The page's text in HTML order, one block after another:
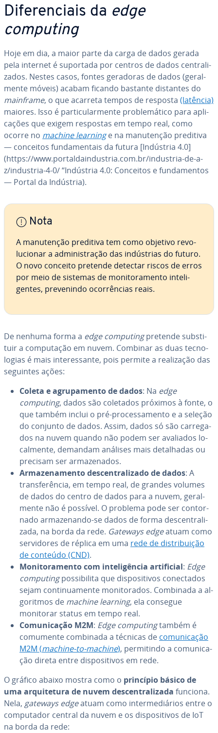
Di­fe­ren­ci­ais da edge
computing
Hoje em dia, a maior parte da carga de dados gerada
pela internet é suportada por centros de dados cen­tra­li­
za­dos. Nestes casos, fontes geradoras de dados (ge­ral­
mente móveis) acabam ficando bastante distantes do
mainframe, o que acarreta tempos de resposta (latência)
maiores. Isso é par­ti­cu­lar­mente pro­ble­má­tico para apli­
ca­ções que exigem respostas em tempo real, como
ocorre no machine learninge na ma­nu­ten­ção preditiva
— conceitos fun­da­men­tais da futura [Indústria 4.0]
(https://www.por­tal­dain­dus­tria.com.br/industria-de-a-
z/industria-4-0/ “Indústria 4.0: Conceitos e fun­da­men­tos
— Portal da Indústria).
Nota
A ma­nu­ten­ção preditiva tem como objetivo re­vo­
lu­ci­o­nar a ad­mi­nis­tra­ção das in­dús­trias do futuro.
O novo conceito pretende detectar riscos de erros
por meio de sistemas de mo­ni­to­ra­mento in­te­li­
gen­tes, pre­ve­nindo ocor­rên­cias reais.
De nenhuma forma a edge computingpretende subs­ti­
tuir a com­pu­ta­ção em nuvem. Combinar as duas tec­no­
lo­gias é mais in­te­res­sante, pois permite a re­a­li­za­ção das
seguintes ações:
Coleta e agru­pa­mento de dados: Na edge
computing, dados são coletados próximos à fonte, o
que também inclui o pré-pro­ces­sa­mento e a seleção
do conjunto de dados. Assim, dados só são car­re­ga­
dos na nuvem quando não podem ser avaliados lo­
cal­mente, demandam análises mais de­ta­lha­das ou
precisam ser ar­ma­ze­na­dos.
Ar­ma­ze­na­mento des­cen­tra­li­zado de dados: A
trans­fe­rên­cia, em tempo real, de grandes volumes
de dados do centro de dados para a nuvem, ge­ral­
mente não é possível. O problema pode ser con­tor­
nado ar­ma­ze­nando-se dados de forma des­cen­tra­li­
zada, na borda da rede. Gateways edgeatuam como
ser­vi­do­res de réplica em uma rede de dis­tri­bui­ção
de conteúdo (CND).
Mo­ni­to­ra­mento com in­te­li­gên­cia ar­ti­fi­cial: Edge
computingpos­si­bi­lita que dis­po­si­ti­vos co­nec­ta­dos
sejam con­ti­nu­a­mente mo­ni­to­ra­dos. Combinada a al­
go­rit­mos de machine learning, ela consegue
monitorar status em tempo real.
Co­mu­ni­ca­ção M2M: Edge computingtambém é
comumente combinada a técnicas de co­mu­ni­ca­ção
M2M (machine-to-machine), per­mi­tindo a co­mu­ni­ca­
ção direta entre dis­po­si­ti­vos em rede.
O gráfico abaixo mostra como o princípio básico de
uma ar­qui­te­tura de nuvem des­cen­tra­li­zada funciona.
Nela, gateways edgeatuam como in­ter­me­diá­rios entre o
com­pu­ta­dor central da nuvem e os dis­po­si­ti­vos de IoT
na borda da rede: